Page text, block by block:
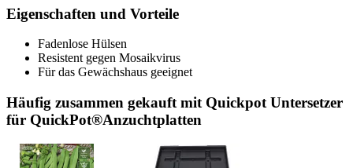
Eigenschaften und Vorteile
Fadenlose Hülsen
Resistent gegen Mosaikvirus
Für das Gewächshaus geeignet
Häufig zusammen gekauft mit Quickpot Untersetzer
für QuickPot®Anzuchtplatten